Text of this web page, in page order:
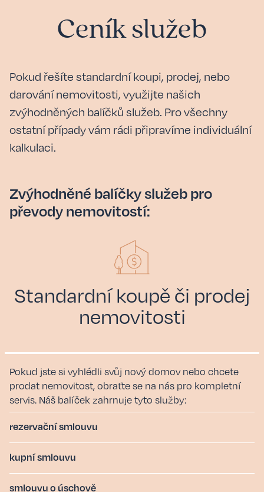
Ceník služeb
Pokud řešíte standardní koupi, prodej, nebo
darování nemovitosti, využijte našich
zvýhodněných balíčků služeb. Pro všechny
ostatní případy vám rádi připravíme individuální
kalkulaci.
Zvýhodněné balíčky služeb pro
převody nemovitostí:
Standardní koupě či prodej
nemovitosti
Pokud jste si vyhlédli svůj nový domov nebo chcete
prodat nemovitost, obraťte se na nás pro kompletní
servis. Náš balíček zahrnuje tyto služby:
rezervační smlouvu
kupní smlouvu
smlouvu o úschově